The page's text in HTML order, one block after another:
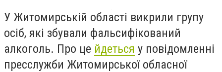
У Житомирській області викрили групу
осіб, які збували фальсифікований
алкоголь. Про це йдеться у повідомленні
пресслужби Житомирської обласної